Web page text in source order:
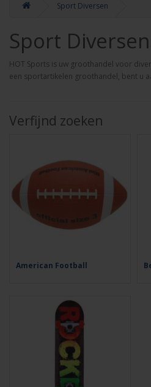
Sport Diversen
Sport Diversen
HOT Sports is uw groothandel voor
een sportartikelen groothandel, bent u
Verfijnd zoeken
American Football